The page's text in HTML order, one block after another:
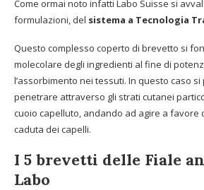
Come ormai noto infatti Labo Suisse si
formulazioni, del sistema a Tecnologia
Questo complesso coperto di brevetto si
molecolare degli ingredienti al fine di
l’assorbimento nei tessuti. In questo caso
penetrare attraverso gli strati cutanei
cuoio capelluto, andando ad agire a favore
caduta dei capelli.
I 5 brevetti delle Fiale
Labo